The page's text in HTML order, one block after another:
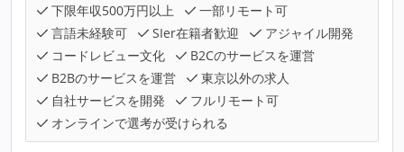
下限年収500万円以上
一部リモート可
言語未経験可
SIer在籍者歓迎
アジャイル開発
コードレビュー文化
B2Cのサービスを運営
B2Bのサービスを運営
東京以外の求人
自社サービスを開発
フルリモート可
オンラインで選考が受けられる